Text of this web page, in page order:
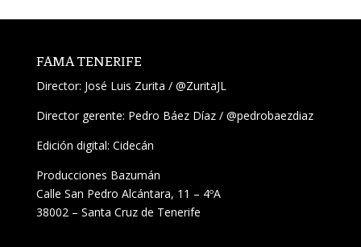
FAMA TENERIFE
Director: José Luis Zurita / @ZuritaJL
Director gerente: Pedro Báez Díaz / @pedrobaezdiaz
Edición digital: Cidecán
Producciones Bazumán
Calle San Pedro Alcántara, 11 – 4ºA
38002 – Santa Cruz de Tenerife